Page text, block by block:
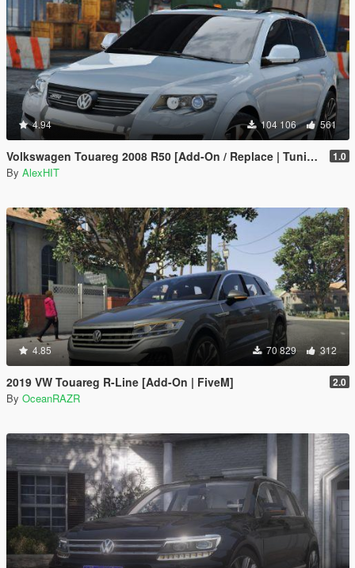
4.94 104 106 561
Volkswagen Touareg 2008 R50 [Add-On / Replace | Tuning] 1.0
By AlexHIT
4.85 70 829 312
2019 VW Touareg R-Line [Add-On | FiveM] 2.0
By OceanRAZR